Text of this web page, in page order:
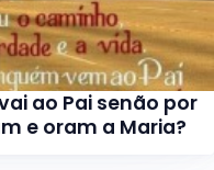
ao Pai senão por
e oram a Maria?